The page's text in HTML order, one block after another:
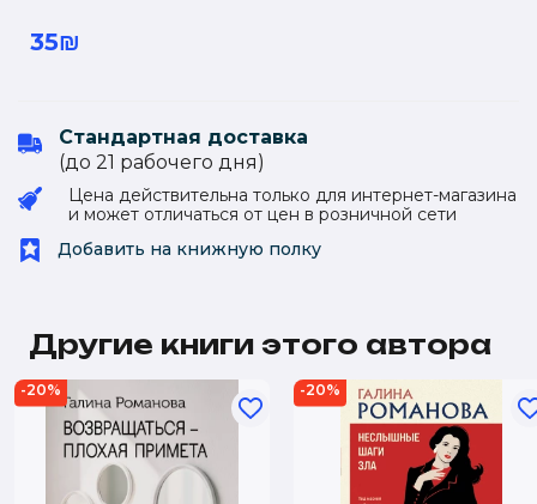
35₪
Стандартная доставка
(до 21 рабочего дня)
Цена действительна только для интернет-магазина
и может отличаться от цен в розничной сети
Добавить на книжную полку
Другие книги этого автора
-20% -20%